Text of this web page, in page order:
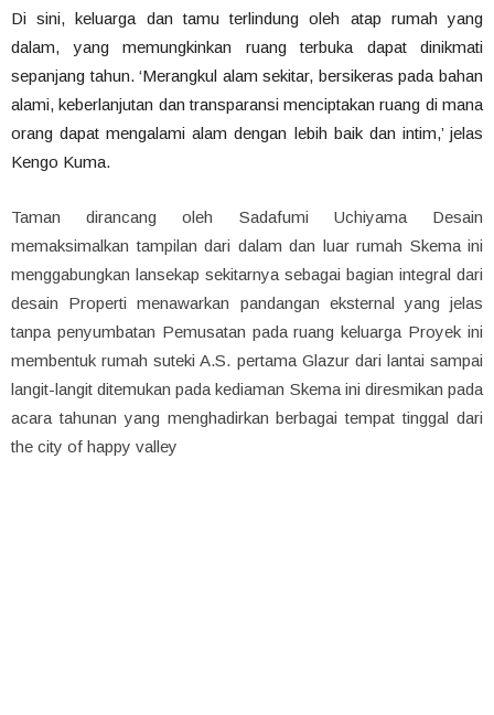
Di sini, keluarga dan tamu terlindung oleh atap rumah yang
dalam, yang memungkinkan ruang terbuka dapat dinikmati
sepanjang tahun. ‘Merangkul alam sekitar, bersikeras pada bahan
alami, keberlanjutan dan transparansi menciptakan ruang di mana
orang dapat mengalami alam dengan lebih baik dan intim,’ jelas
Kengo Kuma.
Taman dirancang oleh Sadafumi Uchiyama Desain
memaksimalkan tampilan dari dalam dan luar rumah Skema ini
menggabungkan lansekap sekitarnya sebagai bagian integral dari
desain Properti menawarkan pandangan eksternal yang jelas
tanpa penyumbatan Pemusatan pada ruang keluarga Proyek ini
membentuk rumah suteki A.S. pertama Glazur dari lantai sampai
langit-langit ditemukan pada kediaman Skema ini diresmikan pada
acara tahunan yang menghadirkan berbagai tempat tinggal dari
the city of happy valley